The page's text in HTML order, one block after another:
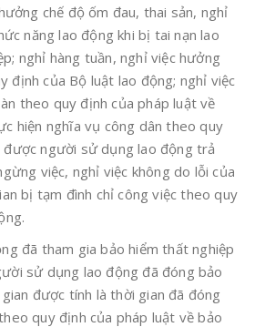
chế độ ốm đau, thai sản, nghỉ
năng lao động khi bị tai nạn lao
nghỉ hàng tuần, nghỉ việc hưởng
định của Bộ luật lao động; nghỉ việc
theo quy định của pháp luật về
hiện nghĩa vụ công dân theo quy
được người sử dụng lao động trả
việc, nghỉ việc không do lỗi của
bị tạm đình chỉ công việc theo quy
đã tham gia bảo hiểm thất nghiệp
sử dụng lao động đã đóng bảo
được tính là thời gian đã đóng
quy định của pháp luật về bảo